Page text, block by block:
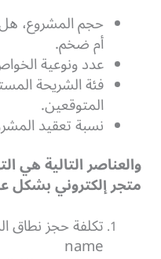
حجم المشروع،
أم ضخم.
عدد ونوعية
فئة الشريحة
المتوقعين.
نسبة تعقيد
والعناصر التالية هي
متجر إلكتروني بشكل
name